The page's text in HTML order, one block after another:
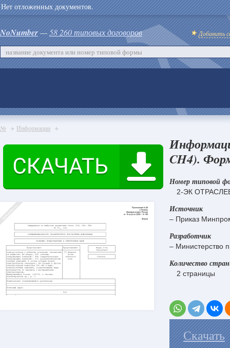
Нет отложенных документов.
NoNumber—58 260 типовых договоров Добавить
№ Информации
CH4).
Номер типовой
2-ЭК
Источник
– Приказ
Разработчик
– Министерство
Количество
2 страницы
Скачать